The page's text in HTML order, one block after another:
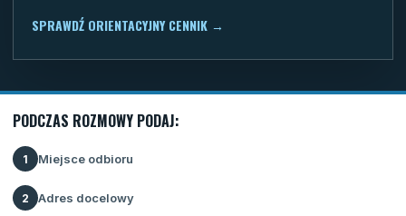
SPRAWDŹ ORIENTACYJNY CENNIK →
PODCZAS ROZMOWY PODAJ:
1 Miejsce odbioru
2 Adres docelowy